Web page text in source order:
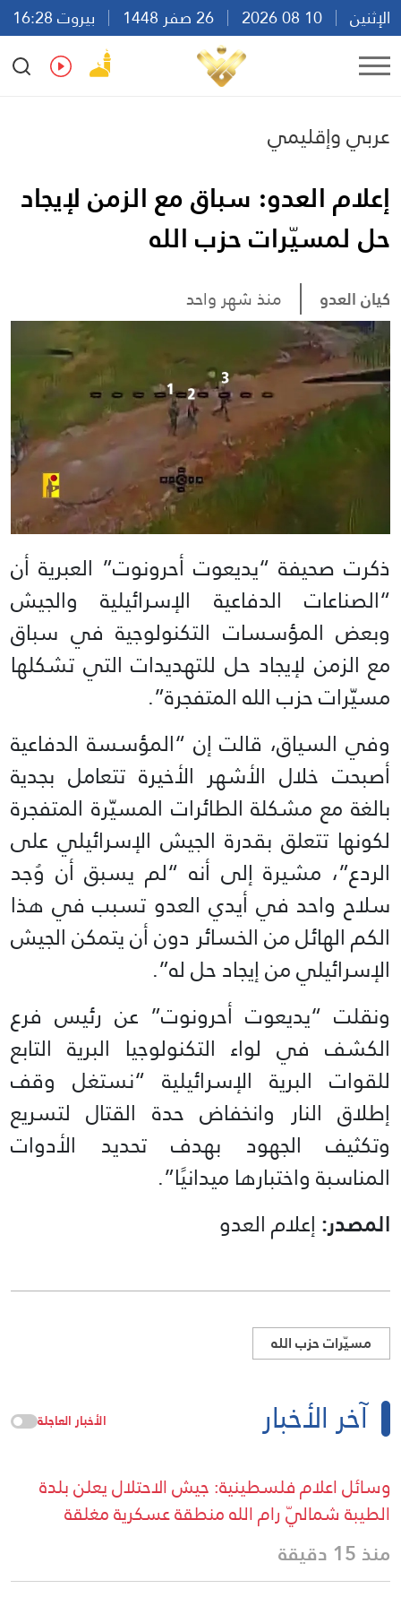
الإثنين
بيروت 16:28
Ar
En Fr Es
عربي وإقليمي
إعلام العدو: سباق مع الزمن لإيجاد
حل لمسيّرات حزب الله
كيان العدو منذ شهر واحد
ذكرت صحيفة “يديعوت أحرونوت” العبرية أن
“الصناعات الدفاعية الإسرائيلية والجيش
وبعض المؤسسات التكنولوجية في سباق
مع الزمن لإيجاد حل للتهديدات التي تشكلها
مسيّرات حزب الله المتفجرة”.
وفي السياق، قالت إن “المؤسسة الدفاعية
أصبحت خلال الأشهر الأخيرة تتعامل بجدية
بالغة مع مشكلة الطائرات المسيّرة المتفجرة
لكونها تتعلق بقدرة الجيش الإسرائيلي على
الردع”، مشيرة إلى أنه “لم يسبق أن وُجد
سلاح واحد في أيدي العدو تسبب في هذا
الكم الهائل من الخسائر دون أن يتمكن الجيش
الإسرائيلي من إيجاد حل له”.
ونقلت “يديعوت أحرونوت” عن رئيس فرع
الكشف في لواء التكنولوجيا البرية التابع
للقوات البرية الإسرائيلية “نستغل وقف
إطلاق النار وانخفاض حدة القتال لتسريع
وتكثيف الجهود بهدف تحديد الأدوات
المناسبة واختبارها ميدانيًا”.
المصدر:إعلام العدو
مسيّرات حزب الله
آخر الأخبار الأخبار العاجلة
وسائل اعلام فلسطينية: جيش الاحتلال يعلن بلدة
الطيبة شماليّ رام الله منطقة عسكرية مغلقة
منذ 15 دقيقة